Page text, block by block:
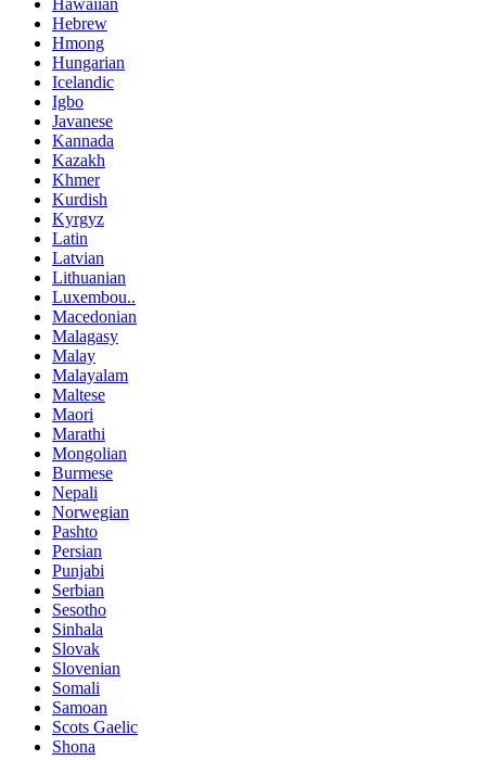
Hebrew
Hmong
Hungarian
Icelandic
Igbo
Javanese
Kannada
Kazakh
Khmer
Kurdish
Kyrgyz
Latin
Latvian
Lithuanian
Luxembou..
Macedonian
Malagasy
Malay
Malayalam
Maltese
Maori
Marathi
Mongolian
Burmese
Nepali
Norwegian
Pashto
Persian
Punjabi
Serbian
Sesotho
Sinhala
Slovak
Slovenian
Somali
Samoan
Scots Gaelic
Shona